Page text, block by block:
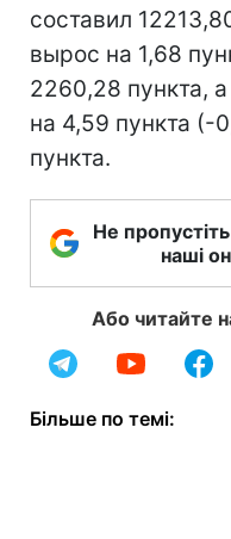
составил
вырос на 1,68
2260,28 пункта,
на 4,59 пункта (-
пункта.
Не
наші
Або читайте
Більше по темі: